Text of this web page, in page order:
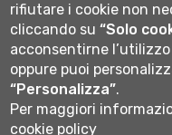
Wi-fi
Webmail
rifiutare i cookie non
cliccando su“Solo
acconsentirne
oppure puoi
“Personalizza”.
Per maggiori
cookie policy